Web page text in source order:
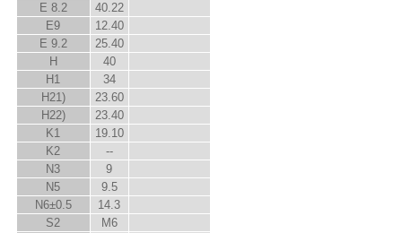
E 8.2
40.22
E9
12.40
E 9.2
25.40
H
40
H 1
34
H21)
23.60
H22)
23.40
K1
19.10
K2
--
N3
9
N5
9.5
N6±0.5
14.3
S2
M6